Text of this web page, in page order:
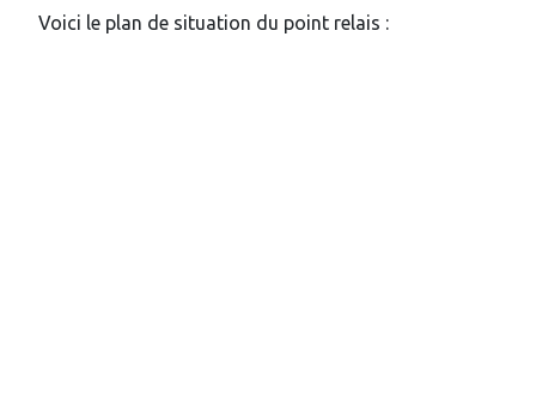
Voici le plan de situation du point relais :